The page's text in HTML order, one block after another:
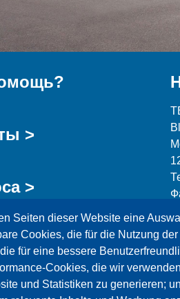
Seiten dieser Website eine
Cookies, die für die Nutzung
für eine bessere
Cookies, die wir
und Statistiken zu generieren;
>
>